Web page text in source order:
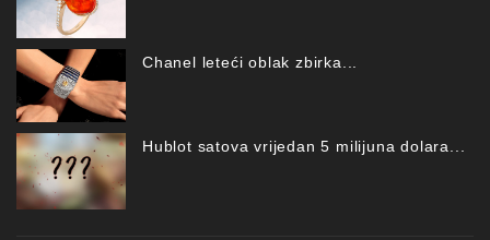
Chanel leteći oblak zbirka...
Hublot satova vrijedan 5 milijuna dolara...